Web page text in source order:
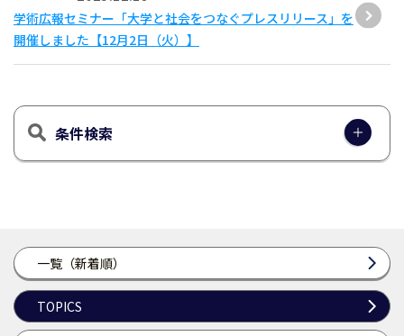
一覧（新着順）
TOPICS
学術広報セミナー「大学と社会をつなぐプレスリリース」を
開催しました【12月2日（火）】
条件検索